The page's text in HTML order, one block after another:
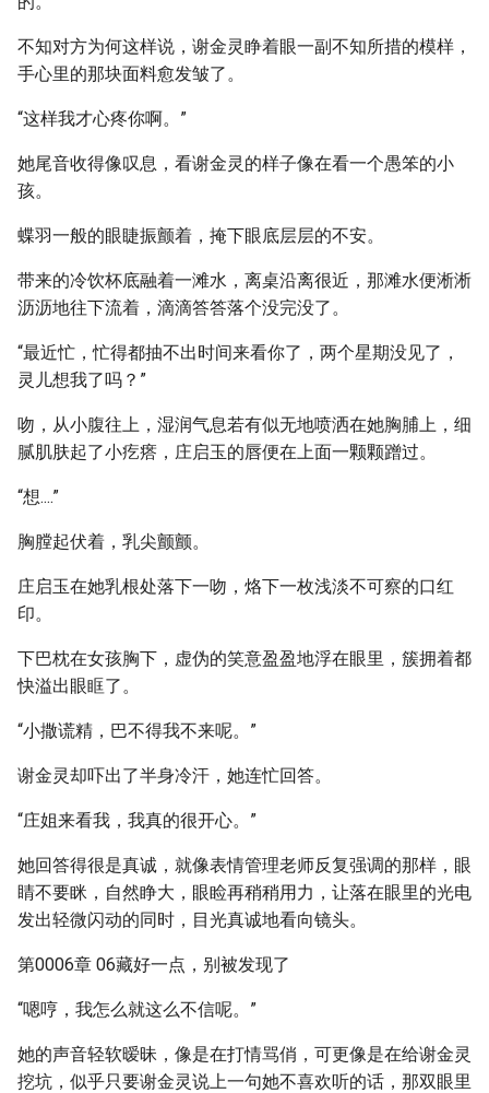
不知对方为何这样说，谢金灵睁着眼一副不知所措的模样，
手心里的那块面料愈发皱了。
“这样我才心疼你啊。”
她尾音收得像叹息，看谢金灵的样子像在看一个愚笨的小
孩。
蝶羽一般的眼睫振颤着，掩下眼底层层的不安。
带来的冷饮杯底融着一滩水，离桌沿离很近，那滩水便淅淅
沥沥地往下流着，滴滴答答落个没完没了。
“最近忙，忙得都抽不出时间来看你了，两个星期没见了，
灵儿想我了吗？”
吻，从小腹往上，湿润气息若有似无地喷洒在她胸脯上，细
腻肌肤起了小疙瘩，庄启玉的唇便在上面一颗颗蹭过。
“想....”
胸膛起伏着，乳尖颤颤。
庄启玉在她乳根处落下一吻，烙下一枚浅淡不可察的口红
印。
下巴枕在女孩胸下，虚伪的笑意盈盈地浮在眼里，簇拥着都
快溢出眼眶了。
“小撒谎精，巴不得我不来呢。”
谢金灵却吓出了半身冷汗，她连忙回答。
“庄姐来看我，我真的很开心。”
她回答得很是真诚，就像表情管理老师反复强调的那样，眼
睛不要眯，自然睁大，眼睑再稍稍用力，让落在眼里的光电
发出轻微闪动的同时，目光真诚地看向镜头。
第0006章 06藏好一点，别被发现了
“嗯哼，我怎么就这么不信呢。”
她的声音轻软暧昧，像是在打情骂俏，可更像是在给谢金灵
挖坑，似乎只要谢金灵说上一句她不喜欢听的话，那双眼里